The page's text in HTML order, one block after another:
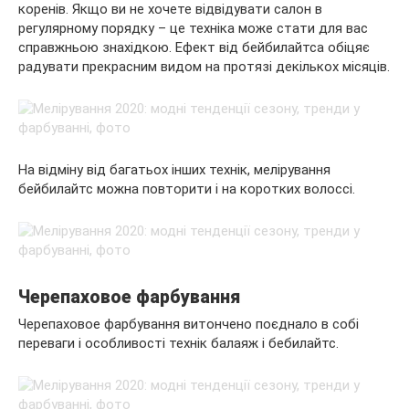
коренів. Якщо ви не хочете відвідувати салон в
регулярному порядку – це техніка може стати для вас
справжньою знахідкою. Ефект від бейбилайтса обіцяє
радувати прекрасним видом на протязі декількох місяців.
На відміну від багатьох інших технік, мелірування
бейбилайтс можна повторити і на коротких волоссі.
Черепаховое фарбування
Черепаховое фарбування витончено поєднало в собі
переваги і особливості технік балаяж і бебилайтс.